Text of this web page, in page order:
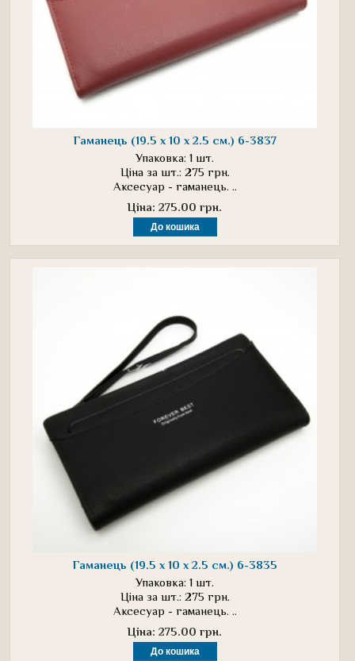
Гаманець (19.5 х 10 х 2.5 см.) 6-3837
Упаковка: 1 шт.
Ціна за шт.: 275 грн.
Аксесуар - гаманець. ..
Ціна: 275.00 грн.
Гаманець (19.5 х 10 х 2.5 см.) 6-3835
Упаковка: 1 шт.
Ціна за шт.: 275 грн.
Аксесуар - гаманець. ..
Ціна: 275.00 грн.